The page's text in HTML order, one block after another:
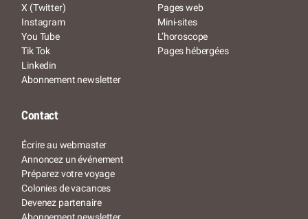
X (Twitter)
Instagram
You Tube
Tik Tok
Linkedin
Abonnement newsletter
Pages web
Mini-sites
L’horoscope
Pages hébergées
Contact
Écrire au webmaster
Annoncez un événement
Préparez votre voyage
Colonies de vacances
Devenez partenaire
Abonnement newsletter